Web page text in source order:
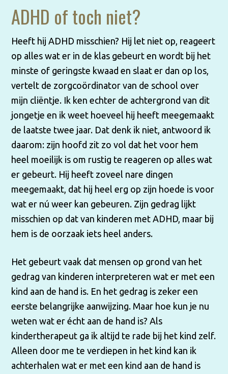
ADHD of toch niet?
Heeft hij ADHD misschien? Hij let niet op, reageert
op alles wat er in de klas gebeurt en wordt bij het
minste of geringste kwaad en slaat er dan op los,
vertelt de zorgcoördinator van de school over
mijn cliëntje. Ik ken echter de achtergrond van dit
jongetje en ik weet hoeveel hij heeft meegemaakt
de laatste twee jaar. Dat denk ik niet, antwoord ik
daarom: zijn hoofd zit zo vol dat het voor hem
heel moeilijk is om rustig te reageren op alles wat
er gebeurt. Hij heeft zoveel nare dingen
meegemaakt, dat hij heel erg op zijn hoede is voor
wat er nú weer kan gebeuren. Zijn gedrag lijkt
misschien op dat van kinderen met ADHD, maar bij
hem is de oorzaak iets heel anders.
Het gebeurt vaak dat mensen op grond van het
gedrag van kinderen interpreteren wat er met een
kind aan de hand is. En het gedrag is zeker een
eerste belangrijke aanwijzing. Maar hoe kun je nu
weten wat er écht aan de hand is? Als
kindertherapeut ga ik altijd te rade bij het kind zelf.
Alleen door me te verdiepen in het kind kan ik
achterhalen wat er met een kind aan de hand is